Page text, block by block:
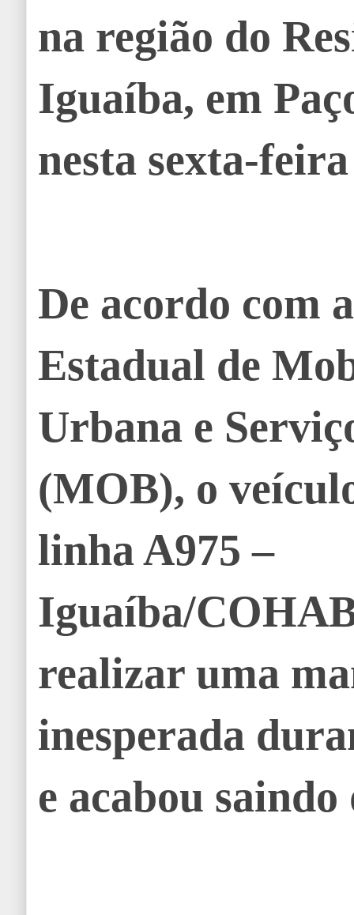
na região do
Iguaíba, em
nesta sexta-
De acordo com
Estadual de
Urbana e
(MOB), o
linha A975 –
Iguaíba/
realizar uma
inesperada
e acabou